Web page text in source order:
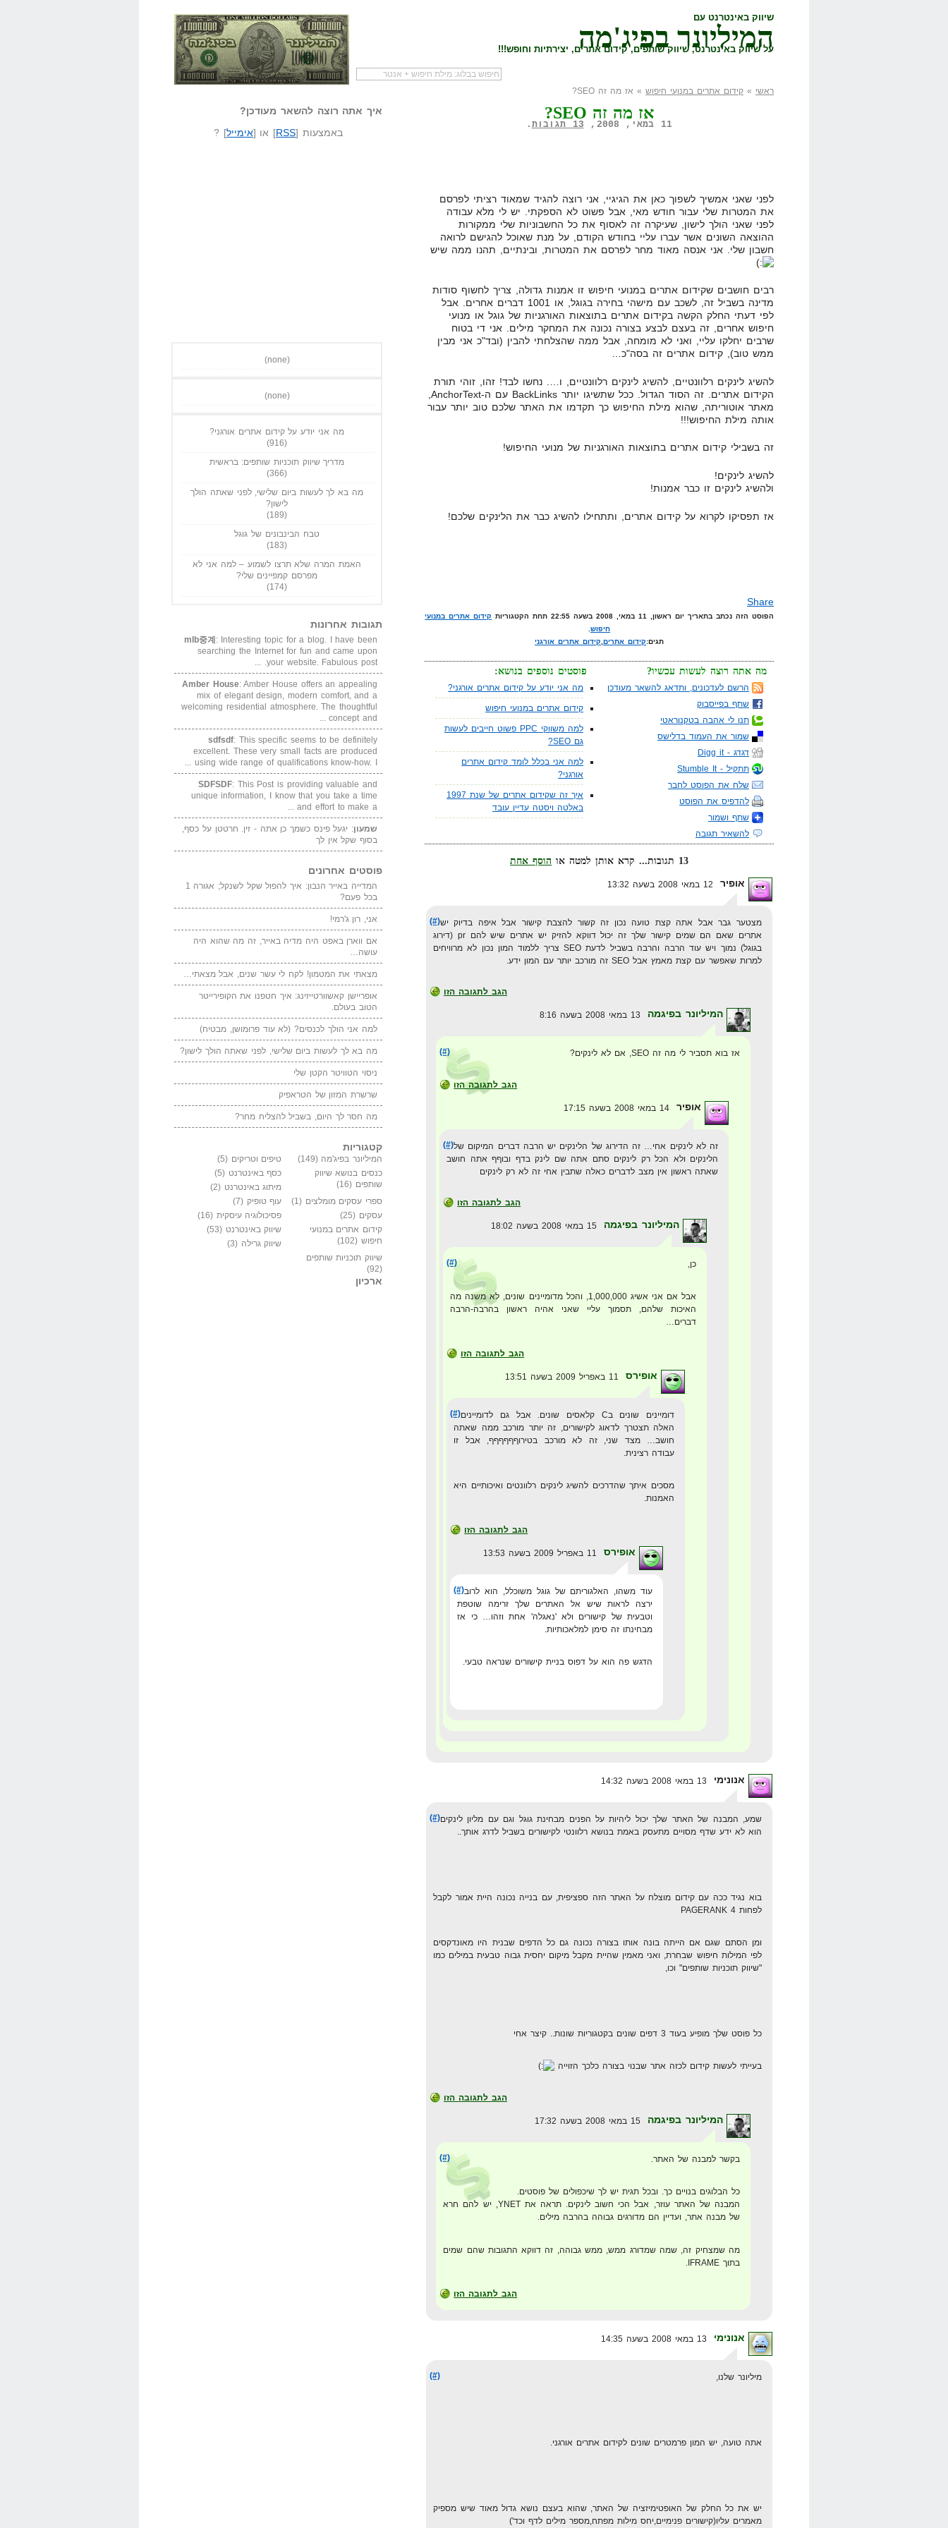
שיווק באינטרנט עם
המיליונר בפיג'מה
על שיווק באינטרנט, שיווק שותפים, קידום אתרים, יצירתיות וחופש!!!
שאל שאלה המיליונר בפיג'מה שיווק שותפים
ראשי » קידום אתרים במנועי חיפוש» אז מה זה SEO?
אז מה זה SEO?
11 במאי, 2008, 13 תגובות .
לפני שאני אמשיך לשפוך כאן את הגיגיי, אני רוצה להגיד שמאוד רציתי לפרסם
את המטרות שלי עבור חודש מאי, אבל פשוט לא הספקתי. יש לי מלא עבודה
לפני שאני הולך לישון, שעיקרה זה לאסוף את כל החשבוניות שלי ממקורות
ההוצאה השונים אשר עברו עליי בחודש הקודם, על מנת שאוכל להגישם לרואה
חשבון שלי. אני אנסה מאוד מחר לפרסם את המטרות, ובינתיים, תהנו ממה שיש
רבים חושבים שקידום אתרים במנועי חיפוש זו אמנות גדולה, צריך לחשוף סודות
מדינה בשביל זה, לשכב עם מישהי בחירה בגוגל, או 1001 דברים אחרים. אבל
לפי דעתי החלק הקשה בקידום אתרים בתוצאות האורגניות של גוגל או מנועי
חיפוש אחרים, זה בעצם לבצע בצורה נכונה את המחקר מילים. אני די בטוח
שרבים יחלקו עליי, ואני לא מומחה, אבל ממה שהצלחתי להבין (ובד"כ אני מבין
ממש טוב), קידום אתרים זה בסה"כ…
להשיג לינקים רלוונטיים, להשיג לינקים רלוונטיים, ו…. נחשו לבד! זהו, זוהי תורת
הקידום אתרים. זה הסוד הגדול. ככל שתשיגו יותר BackLinks עם ה-AnchorText,
מאתר אוטוריתה, שהוא מילת החיפוש כך תקדמו את האתר שלכם טוב יותר עבור
אותה מילת החיפוש!!!
זה בשבילי קידום אתרים בתוצאות האורגניות של מנועי החיפוש!
להשיג לינקים!
ולהשיג לינקים זו כבר אמנות!
אז תפסיקו לקרוא על קידום אתרים, ותתחילו להשיג כבר את הלינקים שלכם!
Share
הפוסט הזה נכתב בתאריך יום ראשון, 11 במאי, 2008 בשעה 22:55 תחת הקטגוריות
קידום אתרים במנועי
חיפוש
תגים:קידום אתרים קידום אתרים אורגני
פוסטים נוספים בנושא:
מה אני יודע על קידום אתרים אורגני?
קידום אתרים במנועי חיפוש
למה משווקי PPC פשוט חייבים לעשות
גם SEO?
למה אני בכלל לומד קידום אתרים
אורגני?
איך זה שקידום אתרים של שנת 1997
באלטה ויסטה עדיין עובד
מה אתה רוצה לעשות עכשיו?
הרשם לעדכונים, ותדאג להשאר מעודכן
שתף בפייסבוק
תנו לי אהבה בטקנוראטי
שמור את העמוד בדלישס
דגדג - Digg it
תתקיל - Stumble It
שלח את הפוסט לחבר
להדפיס את הפוסט
שתף ושמור
להשאיר תגובה
13 תגובות... קרא אותן למטה או
הוסף אחת
אופיר
(#)מצטער גבר אבל אתה קצת טועה נכון זה קשור להצבת קישור אבל איפה בדיוק יש
אתרים שאם הם שמים קישור שלך זה יכול דווקא להזיק יש אתרים שיש להם pr (דירוג
בגוגל) נמוך ויש עוד הרבה והרבה בשביל לדעת SEO צריך ללמוד המון נכון לא מרוויחים
למרות שאפשר עם קצת מאמץ אבל SEO זה מורכב יותר עם המון ידע.
הגב לתגובה הזו
המיליונר בפיגמה
(#) אז בוא תסביר לי מה זה SEO, אם לא לינקים?
הגב לתגובה הזו
אופיר
(#)זה לא לינקים אחי… זה הדירוג של הלינקים יש הרבה דברים המיקום של
הלינקים ולא הכל רק לינקים סתם אתה שם לינק בדף ובוףף אתה חושב
שאתה ראשון אין מצב לדברים כאלה שתבין אחי זה לא רק לינקים
הגב לתגובה הזו
המיליונר בפיגמה
(#) כן,
אבל אם אני אשיג 1,000,000, והכל מדומיינים שונים, לא משנה מה
האיכות שלהם, תסמוך עליי שאני אהיה ראשון בהרבה-הרבה
דברים…
הגב לתגובה הזו
אופירס
(#)דומיינים שונים בC קלאסים שונים. אבל גם לדומיינים
האלה תצטרך לדאוג לקישורים, זה יותר מורכב ממה שאתה
חושב… מצד שני, זה לא מורכב בטירוףףףףףף, אבל זו
עבודה רצינית.
מסכים איתך שהדרכים להשיג לינקים רלוונטים ואיכותיים היא
האמנות.
הגב לתגובה הזו
אופירס
(#)עוד משהו, האלגוריתם של גוגל משוכלל, הוא לרוב
ירצה לראות שיש אל האתרים שלך זרימה שוטפת
וטבעית של קישורים ולא 'נאגלה' אחת וזהו… כי אז
מבחינתו זה סימן למלאכותיות.
הדגש פה הוא על דפוס בניית קישורים שנראה טבעי.
אנונימי
(#)שמע, המבנה של האתר שלך יכול ליהיות על הפנים מבחינת גוגל וגם עם מליון לינקים
הוא לא ידע שדף מסויים מתעסק באמת בנושא רלוונטי לקישורים בשביל לדרג אותך..
בוא נגיד ככה עם קידום מוצלח על האתר הזה ספציפית, עם בנייה נכונה היית אמור לקבל
לפחות 4 PAGERANK
ומן הסתם שגם אם הייתה בונה אותו בצורה נכונה גם כל הדפים שבנית היו מאונדקסים
לפי המילות חיפוש שבחרת, ואני מאמין שהיית מקבל מיקום יחסית גבוה טבעית במילים כמו
"שיווק תוכניות שותפים" וכו,
כל פוסט שלך מופיע בעוד 3 דפים שונים בקטגוריות שונות.. קיצר אחי
בעייתי לעשות קידום לכזה אתר שבנוי בצורה כלכך הזוייה
הגב לתגובה הזו
המיליונר בפיגמה
(#) בקשר למבנה של האתר.
כל הבלוגים בנויים כך. ובכל תגית יש לך שיכפולים של פוסטים.
המבנה של האתר עוזר, אבל הכי חשוב לינקים. תראה את YNET, יש להם חרא
של מבנה אתר, ועדיין הם מדורגים גבוהה בהרבה מילים.
מה שמצחיק זה, שמה שמדורג ממש, ממש גבוהה, זה דווקא התגובות שהם שמים
בתוך IFRAME.
הגב לתגובה הזו
אנונימי
(#) מיליונר שלנו,
אתה טועה, יש המון פרמטרים שונים לקידום אתרים אורגני.
יש את כל החלק של האופטימיזציה של האתר, שהוא בעצם נושא גדול מאוד שיש מספיק
מאמרים עליו(קישורים פנימיים,יחס מילות מפתח,מספר מילים לדף וכד')
איך אתה רוצה להשאר מעודכן?
באמצעות [RSS] או [אימייל] ?
(none)
(none)
מה אני יודע על קידום אתרים אורגני?
(916)
מדריך שיווק תוכניות שותפים: בראשית
(366)
מה בא לך לעשות ביום שלישי, לפני שאתה הולך
לישון?
(189)
טבח הבינבונים של גוגל
(183)
האמת המרה שלא תרצו לשמוע – למה אני לא
מפרסם קמפיינים שלי?
(174)
תגובות אחרונות
mlb중계 : Interesting topic for a blog. I have been
searching the Internet for fun and came upon
your website. Fabulous post. ...
Amber House: Amber House offers an appealing
mix of elegant design, modern comfort, and a
welcoming residential atmosphere. The thoughtful
concept and ...
sdfsdf: This specific seems to be definitely
excellent. These very small facts are produced
using wide range of qualifications know-how. I ...
SDFSDF: This Post is providing valuable and
unique information, I know that you take a time
and effort to make a ...
שמעון: יגעל פינס כשמך כן אתה - זין. חרטטן על כסף,
בסוף שקל אין לך
פוסטים אחרונים
המדייה באייר הנבון: איך להפול שקל לשנקל; אגורה 1
בכל פעם?
אני, רון ג'רמי!
אם ווארן באפט היה מדיה באייר, זה מה שהוא היה
עושה…
מצאתי את המטמון! לקח לי עשר שנים, אבל מצאתי…
אופריישן קאשוורטייזינג: איך חטפנו את הקופירייטר
הטוב בעולם.
למה אני הולך לכנסים? (לא עוד פרומושן, מבטיח)
מה בא לך לעשות ביום שלישי, לפני שאתה הולך לישון?
ניסוי הטוויטר הקטן שלי
שרשרת המזון של הטראפיק
מה חסר לך היום, בשביל להצליח מחר?
קטגוריות
המיליונר בפיג'מה (149) טיפים וטריקים (5)
כנסים בנושא שיווק
שותפים (16)
כסף באינטרנט (5)
מיתוג באינטרנט (2)
ספרי עסקים מומלצים (1) עוף טופיק (7)
עסקים (25) פסיכולוגיה עיסקית (16)
קידום אתרים במנועי
חיפוש (102)
שיווק באינטרנט (53)
שיווק גרילה (3)
שיווק תוכניות שותפים
(92)
ארכיון